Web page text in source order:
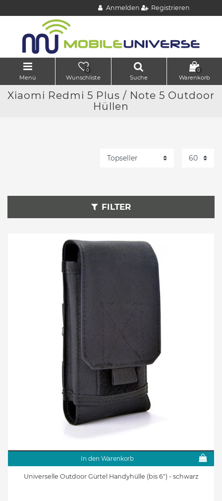
Anmelden Registrieren
Menü
0
Wunschliste Suche
0
Warenkorb
Xiaomi Redmi 5 Plus / Note 5 Outdoor
Hüllen
FILTER
In den Warenkorb
Universelle Outdoor Gürtel Handyhülle (bis 6") - schwarz